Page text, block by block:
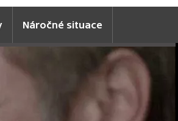
Náročné situace